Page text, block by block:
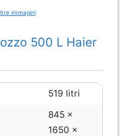
immagini
500 L Haier
519 litri
845 x
1650 x